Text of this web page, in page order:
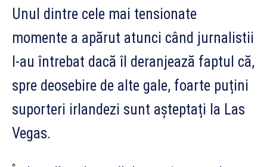
Unul dintre cele mai tensionate
momente a apărut atunci când jurnalistii
l-au întrebat dacă îl deranjează faptul că,
spre deosebire de alte gale, foarte puțini
suporteri irlandezi sunt așteptați la Las
Vegas.